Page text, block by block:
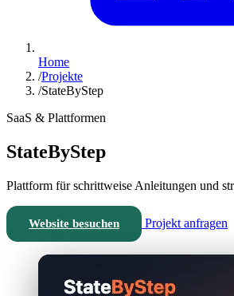
Home
/Projekte
/StateByStep
SaaS & Plattformen
StateByStep
Plattform für schrittweise Anleitungen und
Website besuchen Projekt anfragen